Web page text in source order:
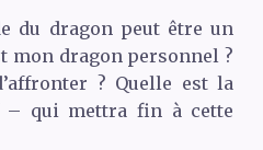
du dragon peut être un
mon dragon personnel ?
? Quelle est la
– qui mettra fin à cette